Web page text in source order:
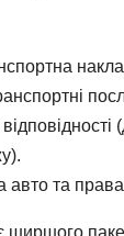
авто та права